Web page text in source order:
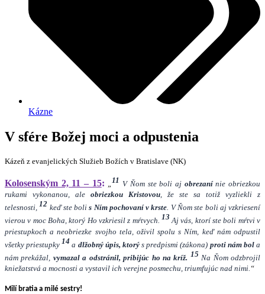
Kázne
V sfére Božej moci a odpustenia
Kázeň z evanjelických Služieb Božích v Bratislave (NK)
Kolosenským 2, 11 – 15: „11 V Ňom ste boli aj obrezanínie obriezkou
rukami vykonanou, ale obriezkou Kristovou, že ste sa totiž vyzliekli z
telesnosti, 12 keď ste bolis Ním pochovaní v krste. V Ňom ste boli aj vzkriesení
vierou v moc Boha, ktorý Ho vzkriesil z mŕtvych. 13 Aj vás, ktorí ste boli mŕtvi v
priestupkoch a neobriezke svojho tela, oživil spolu s Ním, keď nám odpustil
všetky priestupky 14 a dlžobný úpis, ktorýs predpismi (zákona) proti nám bola
nám prekážal, vymazal a odstránil, pribijúc ho na kríž. 15 Na Ňom odzbrojil
kniežatstvá a mocnosti a vystavil ich verejne posmechu, triumfujúc nad nimi. “
Milí bratia a milé sestry!